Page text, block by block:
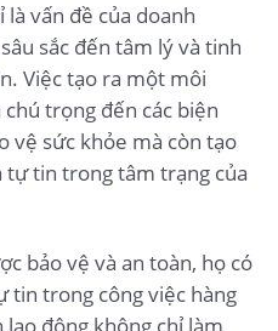
vấn đề của doanh
sắc đến tâm lý và tinh
Việc tạo ra một môi
trọng đến các biện
vệ sức khỏe mà còn tạo
tự tin trong tâm trạng của
bảo vệ và an toàn, họ có
tin trong công việc hàng